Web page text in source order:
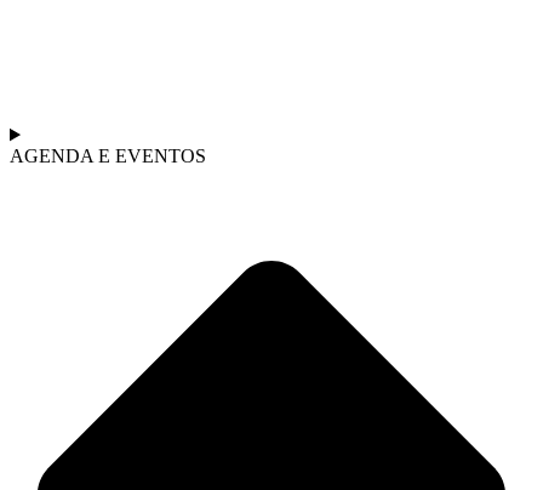
AGENDA E EVENTOS